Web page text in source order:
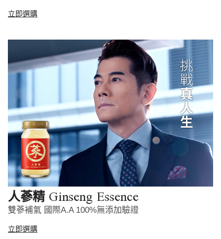
立即選購
人蔘精 Ginseng Essence
雙蔘補氣 國際A.A 100%無添加驗證
立即選購